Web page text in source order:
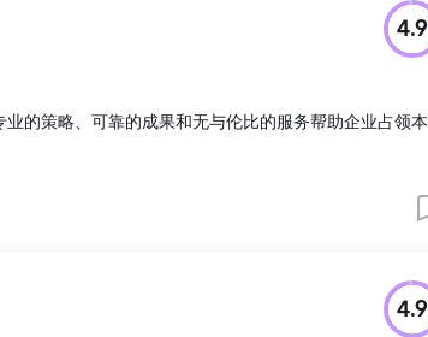
4.9
的策略、可靠的成果和无与伦比的服务帮助企业占领本
4.9